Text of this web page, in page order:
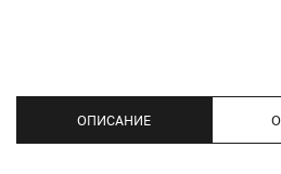
ОПИСАНИЕ